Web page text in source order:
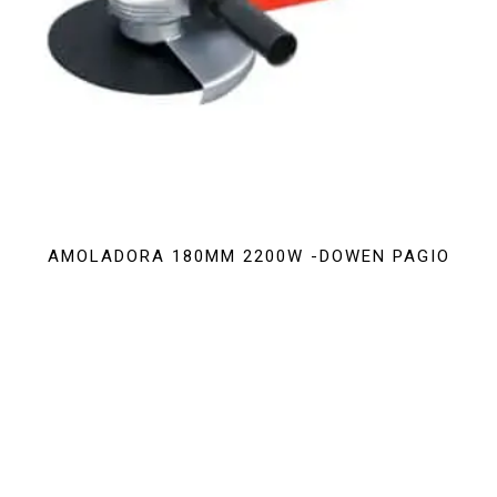
AMOLADORA 180MM 2200W -DOWEN PAGIO